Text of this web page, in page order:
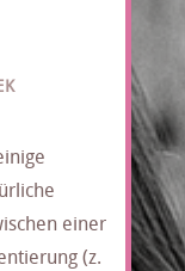
einer
(z.